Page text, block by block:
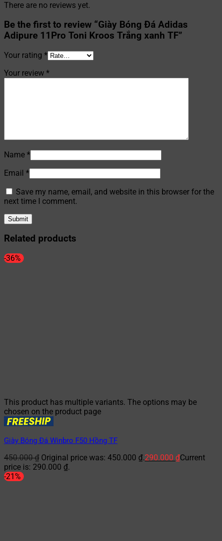
There are no reviews yet.
Be the first to review “Giày Bóng Đá Adidas
Adipure 11Pro Toni Kroos Trắng xanh TF”
Your rating *
Your review *
Name *
Email *
Save my name, email, and website in this browser for the
next time I comment.
Related products
-36%
This product has multiple variants. The options may be
chosen on the product page
Giày Bóng Đá Winbro F50 Hồng TF
450.000₫ Original price was: 450.000 ₫.290.000 ₫Current
price is: 290.000 ₫.
-21%